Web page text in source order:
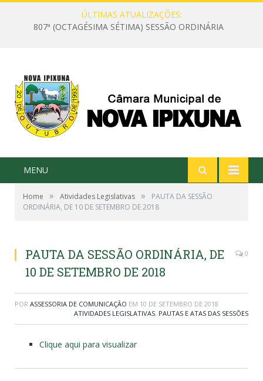
ÚLTIMAS ATUALIZAÇÕES:
807ª (OCTAGÉSIMA SÉTIMA) SESSÃO ORDINÁRIA
MENU
Home » Atividades Legislativas »
PAUTA DA SESSÃO
ORDINÁRIA, DE 10 DE SETEMBRO DE 2018
PAUTA DA SESSÃO ORDINÁRIA, DE
10 DE SETEMBRO DE 2018
0
POR ASSESSORIA DE COMUNICAÇÃO EM 10 DE SETEMBRO DE 2018
ATIVIDADES LEGISLATIVAS, PAUTAS E ATAS DAS SESSÕES
Clique aqui para visualizar